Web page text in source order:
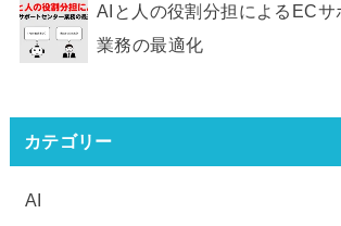
AIと人の役割分担によるECサ
業務の最適化
カテゴリー
AI